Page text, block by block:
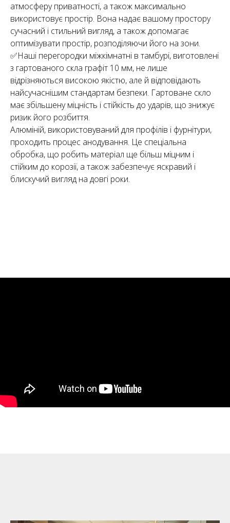
атмосферу приватності, а також максимально
використовує простір. Вона надає вашому простору
сучасний і стильний вигляд, а також допомагає
оптимізувати простір, розподіляючи його на зони.
✅Наші перегородки міжкімнатні в тамбурі, виготовлені
з гартованого скла графіт 10 мм, не лише
відрізняються високою якістю, але й відповідають
найсучаснішим стандартам безпеки. Гартоване скло
має збільшену міцність і стійкість до ударів, що знижує
ризик його розбиття.
Алюміній, використовуваний для профілів і фурнітури,
проходить процес анодування. Це спеціальна
обробка, що робить матеріал ще більш міцним і
стійким до корозії, а також забезпечує яскравий і
блискучий вигляд на довгі роки.